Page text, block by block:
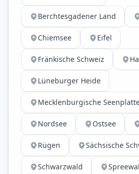
Berchtesgadener Land
Chiemsee Eifel
Fränkische Schweiz
Lüneburger Heide
Mecklenburgische
Nordsee Ostsee
Rügen Sächsische
Schwarzwald